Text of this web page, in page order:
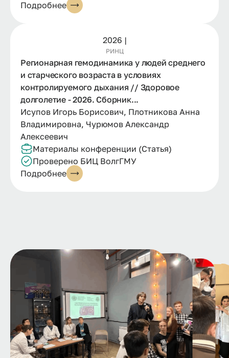
Подробнее
2026 |
РИНЦ
Регионарная гемодинамика у людей среднего
и старческого возраста в условиях
контролируемого дыхания // Здоровое
долголетие - 2026. Сборник...
Исупов Игорь Борисович, Плотникова Анна
Владимировна, Чурюмов Александр
Алексеевич
Материалы конференции (Статья)
Проверено БИЦ ВолгГМУ
Подробнее